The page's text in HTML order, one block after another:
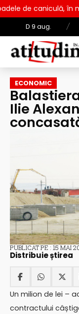
D 9 aug. /
în municipiul
ECONOMIC
Ilie
PUBLICAT PE : 15 MAI
Distribuie știrea
Un milion de lei –
contractului